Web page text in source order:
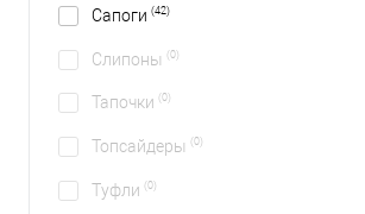
Сапоги (42)
Слипоны (0)
Тапочки (0)
Топсайдеры (0)
Туфли (0)